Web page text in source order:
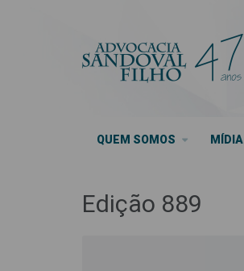
QUEM SOMOS MÍDIA
Edição 889